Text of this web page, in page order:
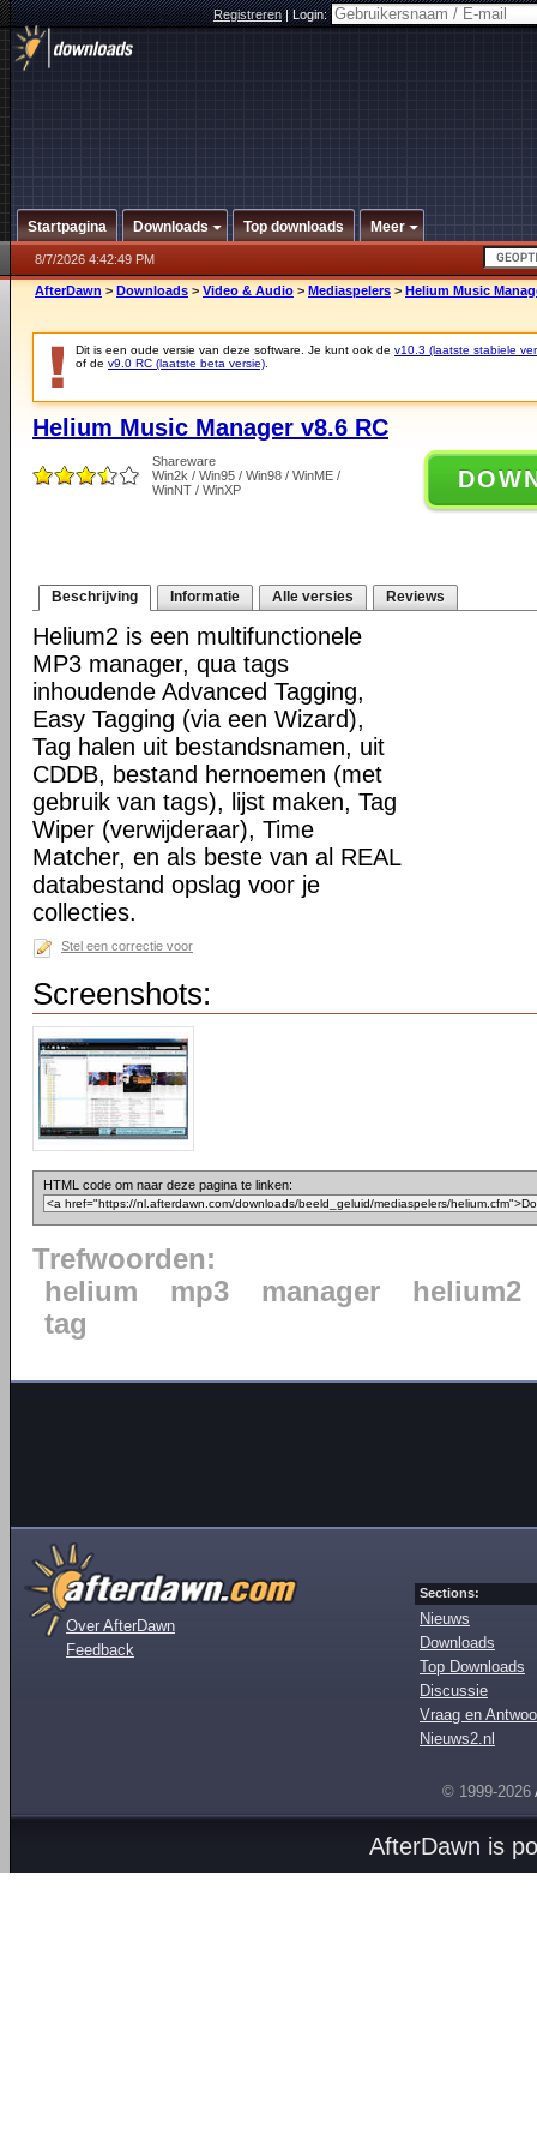
Registreren|Login:
Startpagina Downloads Top downloads Meer
8/7/2026 4:42:49 PM
AfterDawn > Downloads > Video & Audio > Mediaspelers > Helium Music
Dit is een oude versie van deze software. Je kunt ook de v10.3 (laatste stabiele
of de v9.0 RC (laatste beta versie)
Helium Music Manager v8.6 RC
Shareware
Win2k / Win95 / Win98 / WinME /
WinNT / WinXP
Beschrijving Informatie Alle versies Reviews
Helium2 is een multifunctionele
MP3 manager, qua tags
inhoudende Advanced Tagging,
Easy Tagging (via een Wizard),
Tag halen uit bestandsnamen, uit
CDDB, bestand hernoemen (met
gebruik van tags), lijst maken, Tag
Wiper (verwijderaar), Time
Matcher, en als beste van al REAL
databestand opslag voor je
collecties.
Stel een correctie voor
Screenshots:
HTML code om naar deze pagina te linken:
Trefwoorden:
helium
mp3 manager
helium2
tag
Over AfterDawn
Feedback
Sections:
Nieuws
Downloads
Top Downloads
Discussie
Vraag en
Nieuws2.nl
© 1999-2026
AfterDawn is